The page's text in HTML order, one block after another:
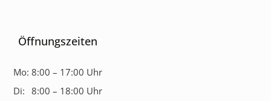
Öffnungszeiten
Mo: 8:00 – 17:00 Uhr
Di: 8:00 – 18:00 Uhr